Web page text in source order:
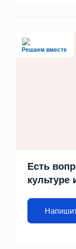
Решаем вместе
Есть
культуре